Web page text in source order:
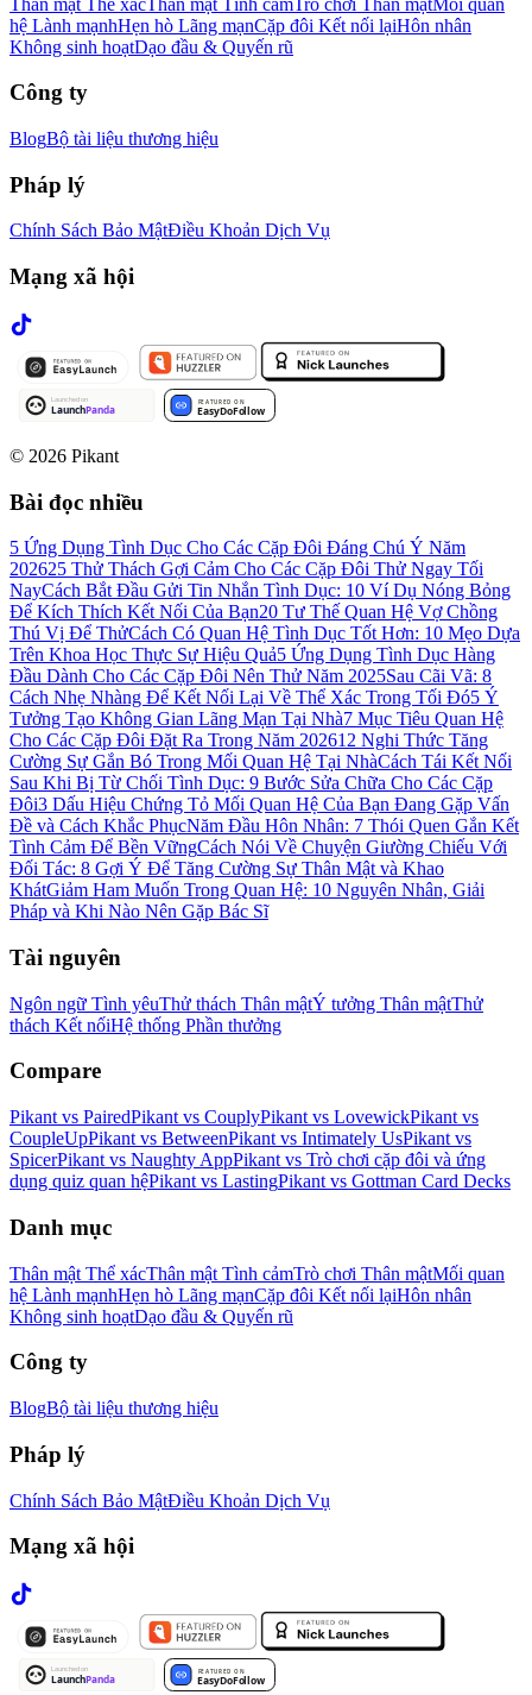
hệ Lành mạnhHẹn hò Lãng mạnCặp đôi Kết nối lạiHôn nhân
Không sinh hoạtDạo đầu & Quyến rũ
Công ty
BlogBộ tài liệu thương hiệu
Pháp lý
Chính Sách Bảo MậtĐiều Khoản Dịch Vụ
Mạng xã hội
© 2026 Pikant
Bài đọc nhiều
5 Ứng Dụng Tình Dục Cho Các Cặp Đôi Đáng Chú Ý Năm
202625 Thử Thách Gợi Cảm Cho Các Cặp Đôi Thử Ngay Tối
NayCách Bắt Đầu Gửi Tin Nhắn Tình Dục: 10 Ví Dụ Nóng Bỏng
Để Kích Thích Kết Nối Của Bạn20 Tư Thế Quan Hệ Vợ Chồng
Thú Vị Để ThửCách Có Quan Hệ Tình Dục Tốt Hơn: 10 Mẹo Dựa
Trên Khoa Học Thực Sự Hiệu Quả5 Ứng Dụng Tình Dục Hàng
Đầu Dành Cho Các Cặp Đôi Nên Thử Năm 2025Sau Cãi Vã: 8
Cách Nhẹ Nhàng Để Kết Nối Lại Về Thể Xác Trong Tối Đó5 Ý
Tưởng Tạo Không Gian Lãng Mạn Tại Nhà7 Mục Tiêu Quan Hệ
Cho Các Cặp Đôi Đặt Ra Trong Năm 202612 Nghi Thức Tăng
Cường Sự Gắn Bó Trong Mối Quan Hệ Tại NhàCách Tái Kết Nối
Sau Khi Bị Từ Chối Tình Dục: 9 Bước Sửa Chữa Cho Các Cặp
Đôi3 Dấu Hiệu Chứng Tỏ Mối Quan Hệ Của Bạn Đang Gặp Vấn
Đề và Cách Khắc PhụcNăm Đầu Hôn Nhân: 7 Thói Quen Gắn Kết
Tình Cảm Để Bền VữngCách Nói Về Chuyện Giường Chiếu Với
Đối Tác: 8 Gợi Ý Để Tăng Cường Sự Thân Mật và Khao
KhátGiảm Ham Muốn Trong Quan Hệ: 10 Nguyên Nhân, Giải
Pháp và Khi Nào Nên Gặp Bác Sĩ
Tài nguyên
Ngôn ngữ Tình yêuThử thách Thân mậtÝ tưởng Thân mậtThử
thách Kết nốiHệ thống Phần thưởng
Compare
Pikant vs PairedPikant vs CouplyPikant vs LovewickPikant vs
CoupleUpPikant vs BetweenPikant vs Intimately UsPikant vs
SpicerPikant vs Naughty AppPikant vs Trò chơi cặp đôi và ứng
dụng quiz quan hệPikant vs LastingPikant vs Gottman Card Decks
Danh mục
Thân mật Thể xácThân mật Tình cảmTrò chơi Thân mậtMối quan
hệ Lành mạnhHẹn hò Lãng mạnCặp đôi Kết nối lạiHôn nhân
Không sinh hoạtDạo đầu & Quyến rũ
Công ty
BlogBộ tài liệu thương hiệu
Pháp lý
Chính Sách Bảo MậtĐiều Khoản Dịch Vụ
Mạng xã hội